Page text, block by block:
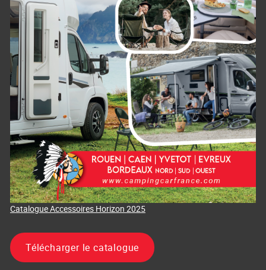
Catalogue Accessoires Horizon 2025
Télécharger le catalogue